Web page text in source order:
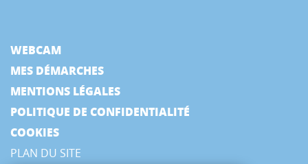
WEBCAM
MES DÉMARCHES
MENTIONS LÉGALES
POLITIQUE DE CONFIDENTIALITÉ
COOKIES
PLAN DU SITE